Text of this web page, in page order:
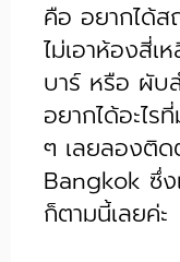
คือ อยากได้ส
ไม่เอาห้องสี่เ
บาร์ หรือ ผับ
อยากได้อะไ
ๆ เลยลองติ
Bangkok ซึ่
ก็ตามนี้เลยค่ะ